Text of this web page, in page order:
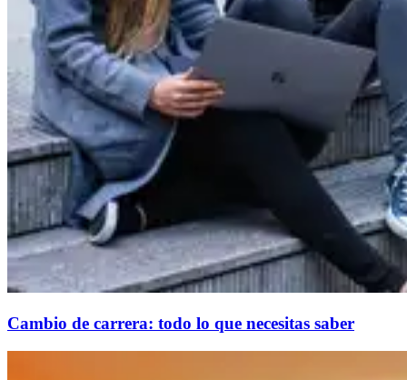
Cambio de carrera: todo lo que necesitas saber